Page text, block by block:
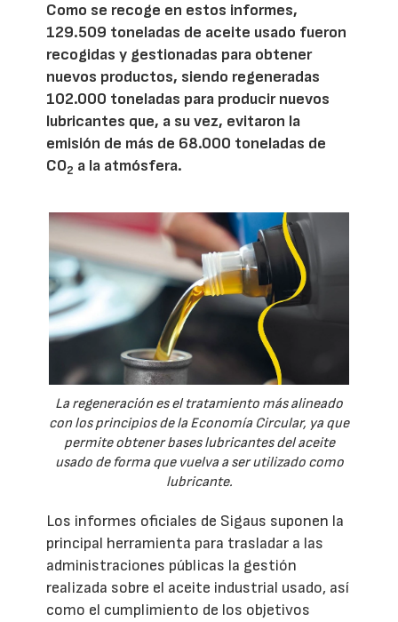
Como se recoge en estos informes,
129.509 toneladas de aceite usado fueron
recogidas y gestionadas para obtener
nuevos productos, siendo regeneradas
102.000 toneladas para producir nuevos
lubricantes que, a su vez, evitaron la
emisión de más de 68.000 toneladas de
CO2 a la atmósfera.
La regeneración es el tratamiento más alineado
con los principios de la Economía Circular, ya que
permite obtener bases lubricantes del aceite
usado de forma que vuelva a ser utilizado como
lubricante.
Los informes oficiales de Sigaus suponen la
principal herramienta para trasladar a las
administraciones públicas la gestión
realizada sobre el aceite industrial usado, así
como el cumplimiento de los objetivos